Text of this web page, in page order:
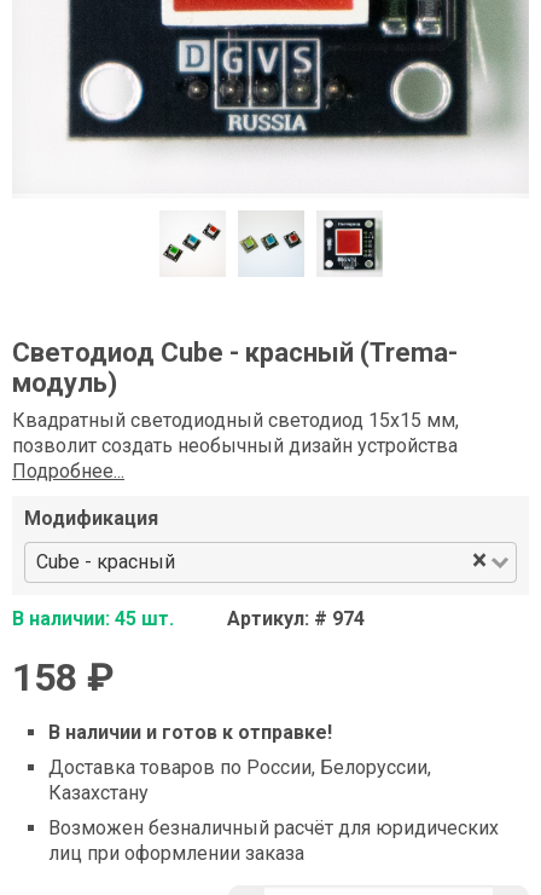
Светодиод Сube - красный (Trema-
модуль)
Квадратный светодиодный светодиод 15х15 мм,
позволит создать необычный дизайн устройства
Подробнее...
Модификация
Сube - красный
×
В наличии: 45 шт. Артикул: # 974
158 ₽
В наличии и готов к отправке!
Доставка товаров по России, Белоруссии,
Казахстану
Возможен безналичный расчёт для юридических
лиц при оформлении заказа